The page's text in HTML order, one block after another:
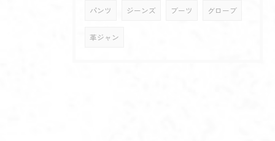
パンツ ジーンズ ブーツ グローブ
革ジャン